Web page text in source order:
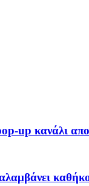
up κανάλι